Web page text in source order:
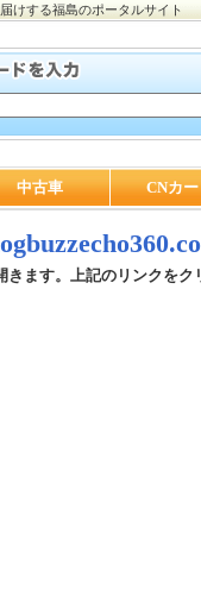
けする福島のポータルサイト
中古車 CNカ
きます。上記のリンクをク